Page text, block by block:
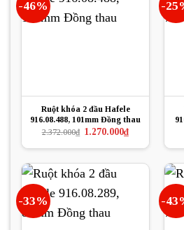
-46%
Ruột khóa 2 đầu Hafele
916.08.488, 101mm Đồng thau
2.372.000₫ Giá
là:
1.270.000₫Giá
hiện
tại
1.270.000₫.
-
-33% -